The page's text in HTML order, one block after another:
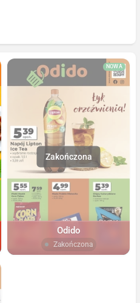
NOWA
Odido
Zakończona